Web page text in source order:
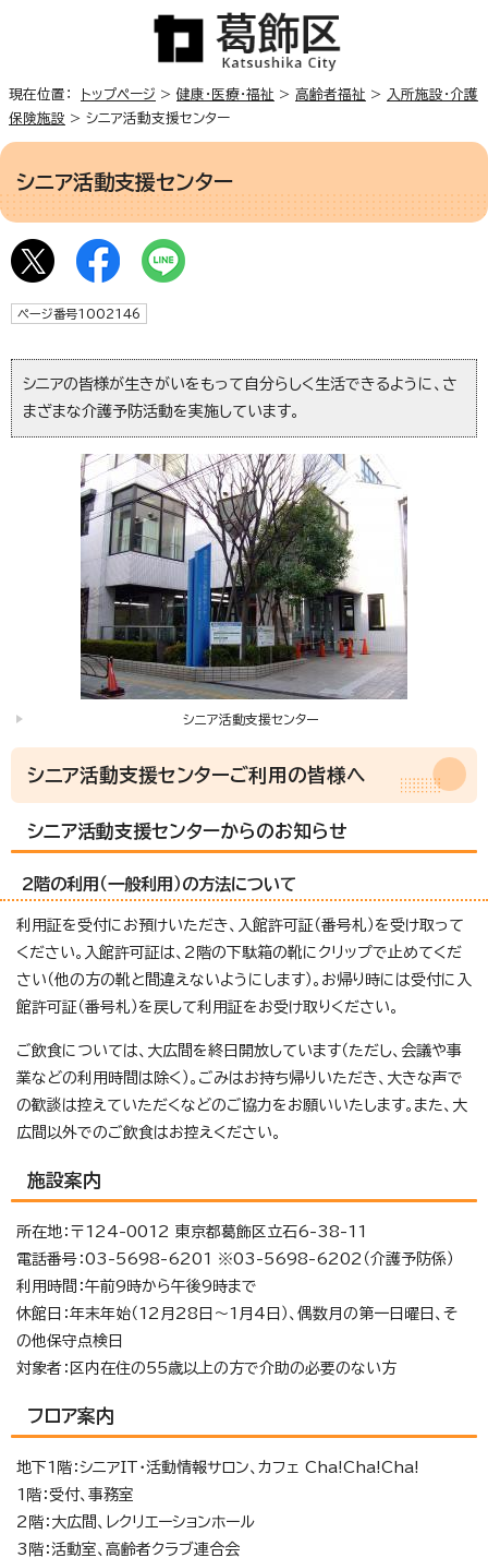
現在位置： トップページ > 健康・医療・福祉 > 高齢者福祉 > 入所施設・介護
保険施設 > シニア活動支援センター
シニア活動支援センター
ページ番号1002146
シニアの皆様が生きがいをもって自分らしく生活できるように、さ
まざまな介護予防活動を実施しています。
シニア活動支援センター
シニア活動支援センターご利用の皆様へ
シニア活動支援センターからのお知らせ
2階の利用（一般利用）の方法について
利用証を受付にお預けいただき、入館許可証（番号札）を受け取って
ください。入館許可証は、2階の下駄箱の靴にクリップで止めてくだ
さい（他の方の靴と間違えないようにします）。お帰り時には受付に入
館許可証（番号札）を戻して利用証をお受け取りください。
ご飲食については、大広間を終日開放しています（ただし、会議や事
業などの利用時間は除く）。ごみはお持ち帰りいただき、大きな声で
の歓談は控えていただくなどのご協力をお願いいたします。また、大
広間以外でのご飲食はお控えください。
施設案内
所在地：〒124-0012 東京都葛飾区立石6-38-11
電話番号：03-5698-6201 ※03-5698-6202（介護予防係）
利用時間：午前9時から午後9時まで
休館日：年末年始（12月28日～1月4日）、偶数月の第一日曜日、そ
の他保守点検日
対象者：区内在住の55歳以上の方で介助の必要のない方
フロア案内
地下1階：シニアIT・活動情報サロン、カフェ Cha!Cha!Cha!
1階：受付、事務室
2階：大広間、レクリエーションホール
3階：活動室、高齢者クラブ連合会